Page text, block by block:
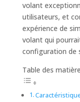
volant
utilisateurs, et
expérience de
volant qui
configuration de
Table des